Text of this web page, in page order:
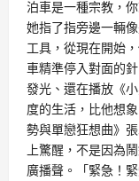
泊車是一種宗教，
她指了指旁邊一輛
工具，從現在開始
車精準停入對面的
發光、還在播放《
度的生活，比他想
勢與單戀狂想曲》
上驚醒，不是因為
廣播聲。「緊急！